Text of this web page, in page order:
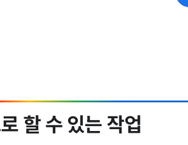
할 수 있는 작업